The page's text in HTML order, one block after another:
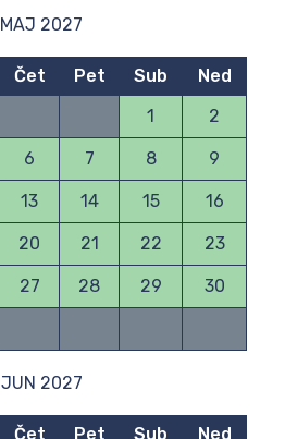
MAJ 2027
Čet Pet Sub
Ned
1
2
6 7 8 9
13 14 15 16
20 21 22 23
27 28 29 30
JUN 2027
Čet Pet Sub Ned